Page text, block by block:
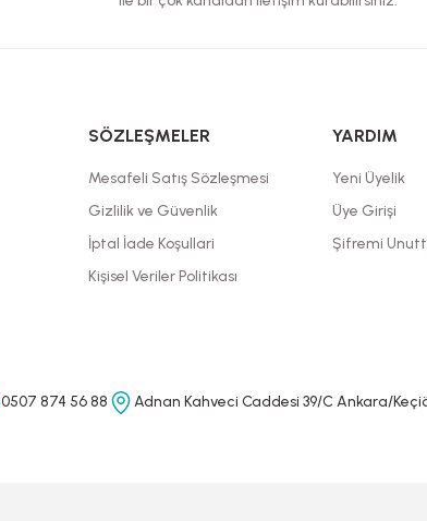
SÖZLEŞMELER
Mesafeli Satış Sözleşmesi
Gizlilik ve Güvenlik
İptal İade Koşullari
Kişisel Veriler Politikası
YARDIM
Yeni Üyelik
Üye Girişi
Şifremi
0507 874 56 88 Adnan Kahveci Caddesi 39/C Ankara/